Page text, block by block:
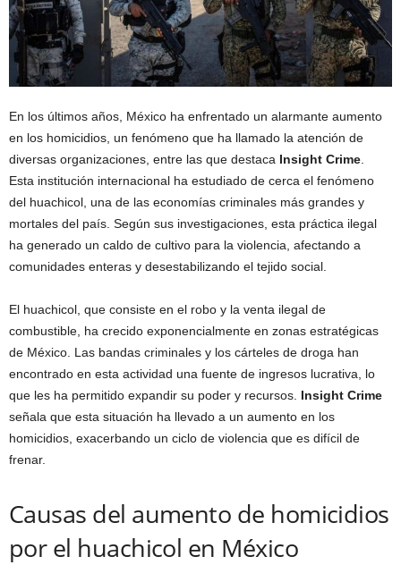
En los últimos años, México ha enfrentado un alarmante aumento
en los homicidios, un fenómeno que ha llamado la atención de
diversas organizaciones, entre las que destaca Insight Crime
Esta institución internacional ha estudiado de cerca el fenómeno
del huachicol, una de las economías criminales más grandes y
mortales del país. Según sus investigaciones, esta práctica ilegal
ha generado un caldo de cultivo para la violencia, afectando a
comunidades enteras y desestabilizando el tejido social.
El huachicol, que consiste en el robo y la venta ilegal de
combustible, ha crecido exponencialmente en zonas estratégicas
de México. Las bandas criminales y los cárteles de droga han
encontrado en esta actividad una fuente de ingresos lucrativa, lo
que les ha permitido expandir su poder y recursos. Insight Crime
señala que esta situación ha llevado a un aumento en los
homicidios, exacerbando un ciclo de violencia que es difícil de
frenar.
Causas del aumento de homicidios
por el huachicol en México